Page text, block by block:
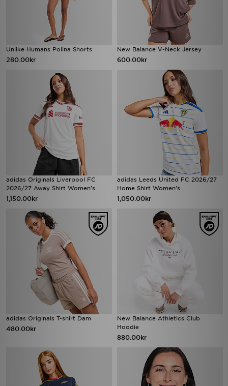
Unlike Humans Polina Shorts
280.00kr
New Balance V-Neck Jersey
600.00kr
adidas Originals Liverpool FC
2026/27 Away Shirt Women's
1,150.00kr
adidas Leeds United FC 2026/27
Home Shirt Women's
1,050.00kr
adidas Originals T-shirt Dam
480.00kr
New Balance Athletics Club
Hoodie
880.00kr